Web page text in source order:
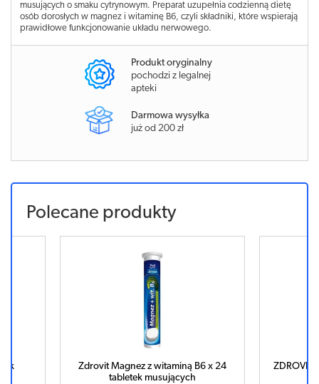
musujących o smaku cytrynowym. Preparat uzupełnia codzienną dietę
osób dorosłych w magnez i witaminę B6, czyli składniki, które wspierają
prawidłowe funkcjonowanie układu nerwowego.
Produkt oryginalny
pochodzi z legalnej
apteki
Darmowa wysyłka
już od 200 zł
Polecane produkty
Zdrovit Magnez z witaminą B6 x 24
tabletek musujących
ZDROVIT